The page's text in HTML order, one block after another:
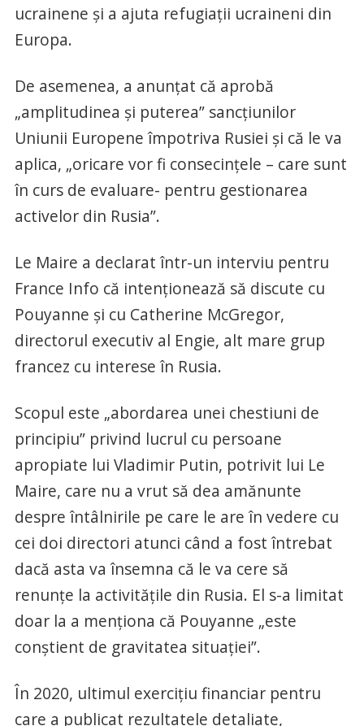
ucrainene şi a ajuta refugiaţii ucraineni din
Europa.
De asemenea, a anunţat că aprobă
„amplitudinea şi puterea” sancţiunilor
Uniunii Europene împotriva Rusiei şi că le va
aplica, „oricare vor fi consecinţele – care sunt
în curs de evaluare- pentru gestionarea
activelor din Rusia”.
Le Maire a declarat într-un interviu pentru
France Info că intenţionează să discute cu
Pouyanne şi cu Catherine McGregor,
directorul executiv al Engie, alt mare grup
francez cu interese în Rusia.
Scopul este „abordarea unei chestiuni de
principiu” privind lucrul cu persoane
apropiate lui Vladimir Putin, potrivit lui Le
Maire, care nu a vrut să dea amănunte
despre întâlnirile pe care le are în vedere cu
cei doi directori atunci când a fost întrebat
dacă asta va însemna că le va cere să
renunţe la activităţile din Rusia. El s-a limitat
doar la a menţiona că Pouyanne „este
conştient de gravitatea situaţiei”.
În 2020, ultimul exerciţiu financiar pentru
care a publicat rezultatele detaliate,